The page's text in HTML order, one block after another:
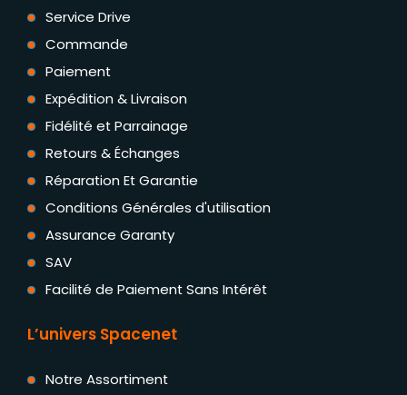
Service Drive
Commande
Paiement
Expédition & Livraison
Fidélité et Parrainage
Retours & Échanges
Réparation Et Garantie
Conditions Générales d'utilisation
Assurance Garanty
SAV
Facilité de Paiement Sans Intérêt
L’univers Spacenet
Notre Assortiment